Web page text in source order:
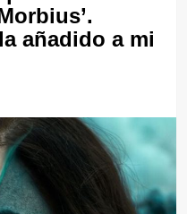
añadido a mi